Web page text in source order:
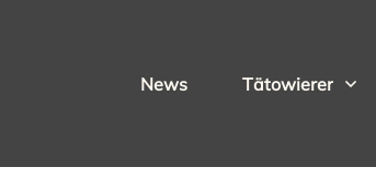
News Tätowierer